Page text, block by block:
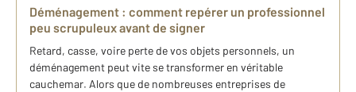
Déménagement : comment repérer un professionnel
peu scrupuleux avant de signer
Retard, casse, voire perte de vos objets personnels, un
déménagement peut vite se transformer en véritable
cauchemar. Alors que de nombreuses entreprises de